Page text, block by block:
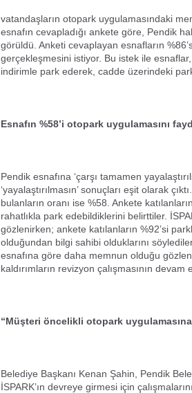
vatandaşların otopark uygulamasındaki
esnafın cevapladığı ankete göre, Pendik
görüldü. Anketi cevaplayan esnafların
gerçekleşmesini istiyor. Bu istek ile
indirimle park ederek, cadde üzerindeki
Esnafın %58’i otopark uygulamasını
Pendik esnafına ‘çarşı tamamen
‘yayalaştırılmasın’ sonuçları eşit olarak
bulanların oranı ise %58. Ankete
rahatlıkla park edebildiklerini belirttiler.
gözlenirken; ankete katılanların %92’si
olduğundan bilgi sahibi olduklarını
esnafına göre daha memnun olduğu
kaldırımların revizyon çalışmasının
“Müşteri öncelikli otopark
Belediye Başkanı Kenan Şahin, Pendik
İSPARK’ın devreye girmesi için